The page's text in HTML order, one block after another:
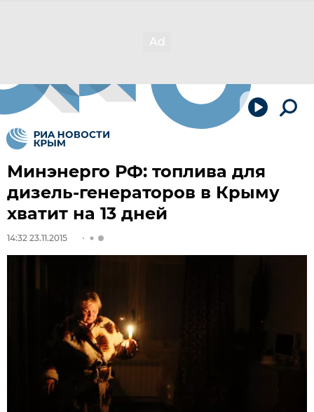
Минэнерго РФ: топлива для
дизель-генераторов в Крыму
хватит на 13 дней
14:32 23.11.2015